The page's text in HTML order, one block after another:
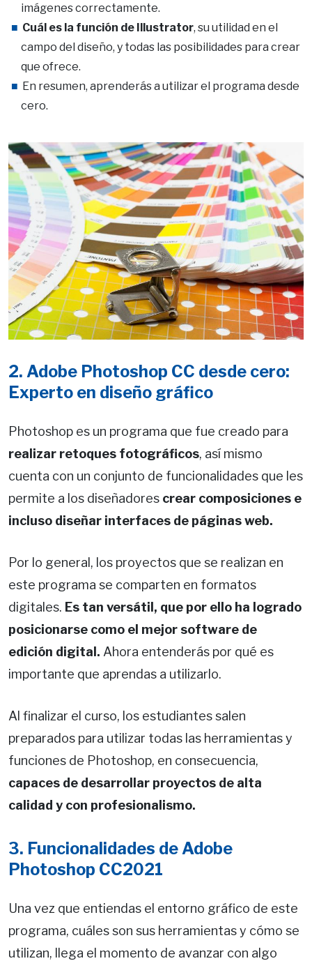
imágenes correctamente.
Cuál es la función de Illustrator, su utilidad en el
campo del diseño, y todas las posibilidades para crear
que ofrece.
En resumen, aprenderás a utilizar el programa desde
cero.
2. Adobe Photoshop CC desde cero:
Experto en diseño gráfico
Photoshop es un programa que fue creado para
realizar retoques fotográficos, así mismo
cuenta con un conjunto de funcionalidades que les
permite a los diseñadores crear composiciones e
incluso diseñar interfaces de páginas web.
Por lo general, los proyectos que se realizan en
este programa se comparten en formatos
digitales. Es tan versátil, que por ello ha logrado
posicionarse como el mejor software de
edición digital. Ahora entenderás por qué es
importante que aprendas a utilizarlo.
Al finalizar el curso, los estudiantes salen
preparados para utilizar todas las herramientas y
funciones de Photoshop, en consecuencia,
capaces de desarrollar proyectos de alta
calidad y con profesionalismo.
3. Funcionalidades de Adobe
Photoshop CC2021
Una vez que entiendas el entorno gráfico de este
programa, cuáles son sus herramientas y cómo se
utilizan, llega el momento de avanzar con algo